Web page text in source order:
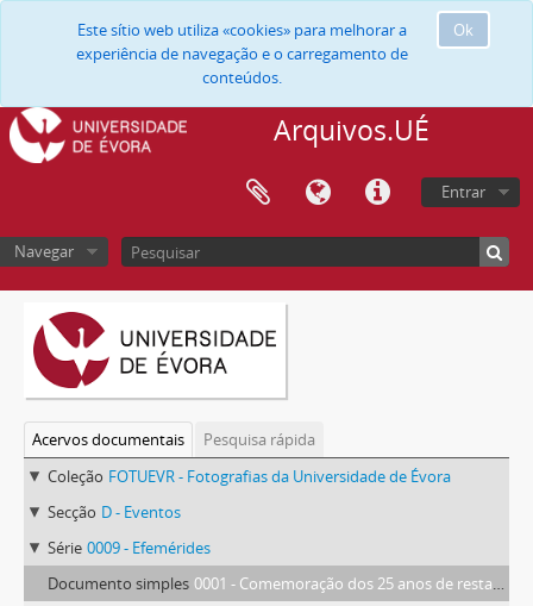
Ok
Este sítio web utiliza «cookies» para melhorar a
experiência de navegação e o carregamento de
conteúdos.
Arquivos.UÉ
Entrar
Navegar
Acervos documentais
Pesquisa rápida
Coleção FOTUEVR - Fotografias da Universidade de Évora
Secção D - Eventos
Série 0009 - Efemérides
Documento simples 0001 - Comemoração dos 25 anos de restauração do ensino universitário